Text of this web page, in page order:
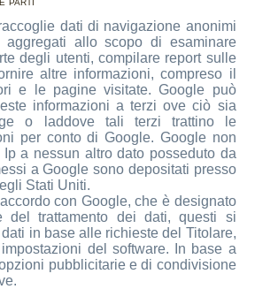
dati di navigazione anonimi
aggregati allo scopo di esaminare
degli utenti, compilare report sulle
altre informazioni, compreso il
e le pagine visitate. Google può
informazioni a terzi ove ciò sia
o laddove tali terzi trattino le
per conto di Google. Google non
a nessun altro dato posseduto da
a Google sono depositati presso
Stati Uniti.
con Google, che è designato
del trattamento dei dati, questi si
in base alle richieste del Titolare,
del software. In base a
pubblicitarie e di condivisione